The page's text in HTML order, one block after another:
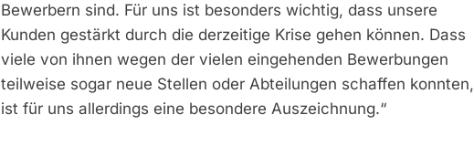
Bewerbern sind. Für uns ist besonders wichtig, dass unsere
Kunden gestärkt durch die derzeitige Krise gehen können. Dass
viele von ihnen wegen der vielen eingehenden Bewerbungen
teilweise sogar neue Stellen oder Abteilungen schaffen konnten,
ist für uns allerdings eine besondere Auszeichnung.“